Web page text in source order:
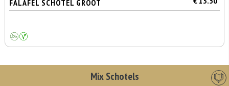
FALAFEL SCHOTEL GROOT
Mix Schotels